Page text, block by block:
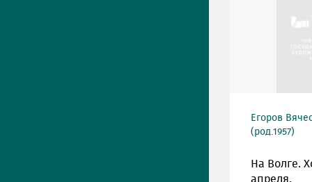
Егоров
(род.1957)
На Волге.
апреля.